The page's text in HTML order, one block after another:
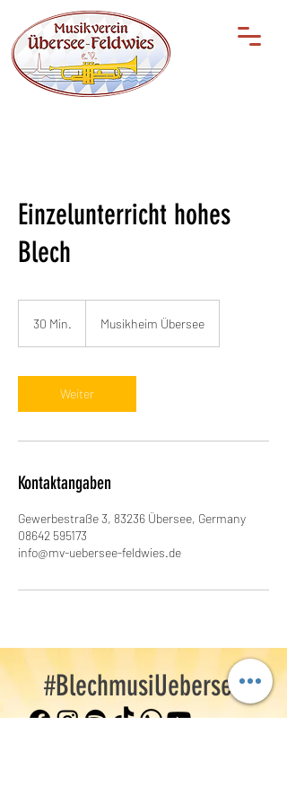
Einzelunterricht hohes
Blech
30 Min.
i
n
.
Musikheim Übersee
Weiter
Kontaktangaben
Gewerbestraße 3, 83236 Übersee, Germany
08642 595173
info@mv-uebersee-feldwies.de
#BlechmusiUebersee